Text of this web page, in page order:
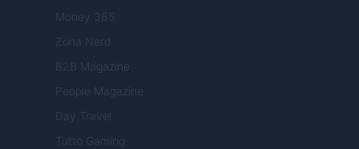
Money 365
Zona Nerd
B2B Magazine
People Magazine
Day Travel
Tutto Gaming